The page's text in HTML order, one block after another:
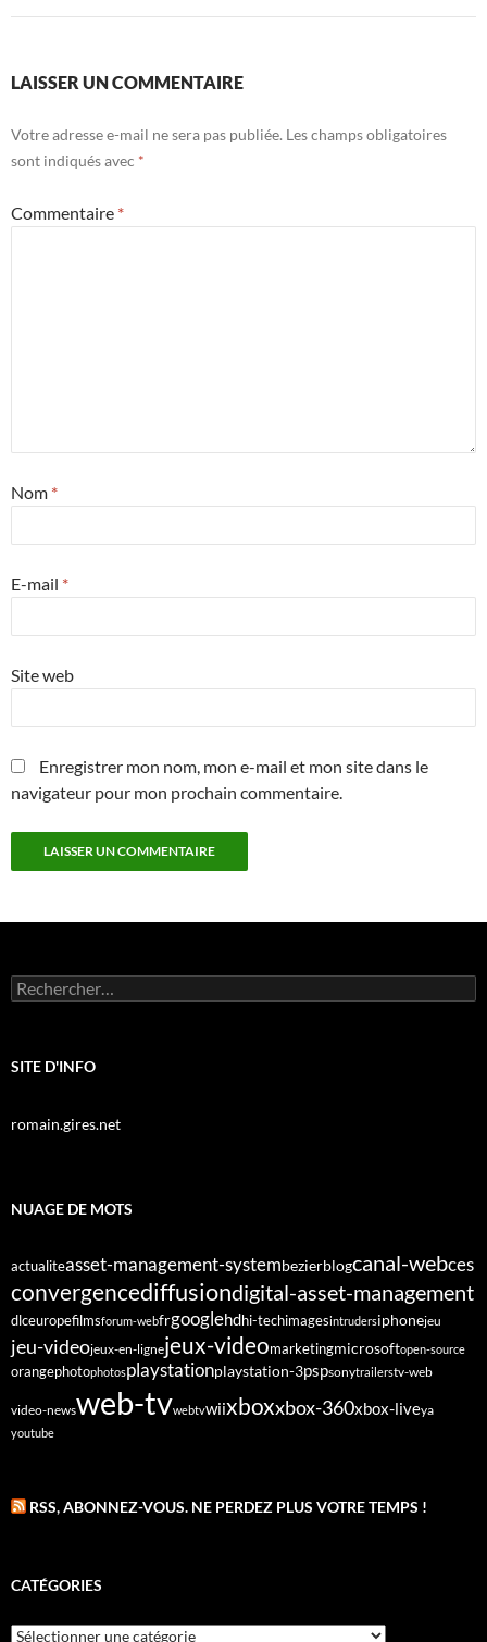
LAISSER UN COMMENTAIRE
Votre adresse e-mail ne sera pas publiée. Les champs obligatoires
sont indiqués avec *
Commentaire *
Nom *
E-mail *
Site web
Enregistrer mon nom, mon e-mail et mon site dans le
navigateur pour mon prochain commentaire.
Rechercher :
SITE D'INFO
romain.gires.net
NUAGE DE MOTS
actualiteasset-management-systembezierblogcanal-webces
convergencediffusiondigital-asset-management
dlceuropefilmsforum-webfrgooglehdhi-techimagesintrudersiphonejeu
jeu-videojeux-en-lignejeux-videomarketingmicrosoftopen-source
orangephotophotosplaystationplaystation-3pspsonytrailerstv-web
video-newsweb-tvwebtvwiixboxxbox-360xbox-liveya
youtube
RSS, ABONNEZ-VOUS. NE PERDEZ PLUS VOTRE TEMPS !
CATÉGORIES
Catégories